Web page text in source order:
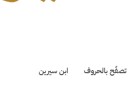
تصفّح بالحروف ابن سيرين